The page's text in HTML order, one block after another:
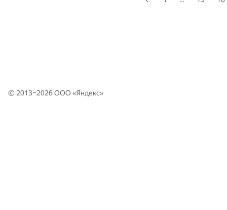
© 2013–2026 ООО «Яндекс»